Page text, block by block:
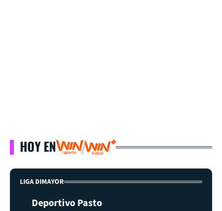
HOY EN
LIGA DIMAYOR
Deportivo Pasto